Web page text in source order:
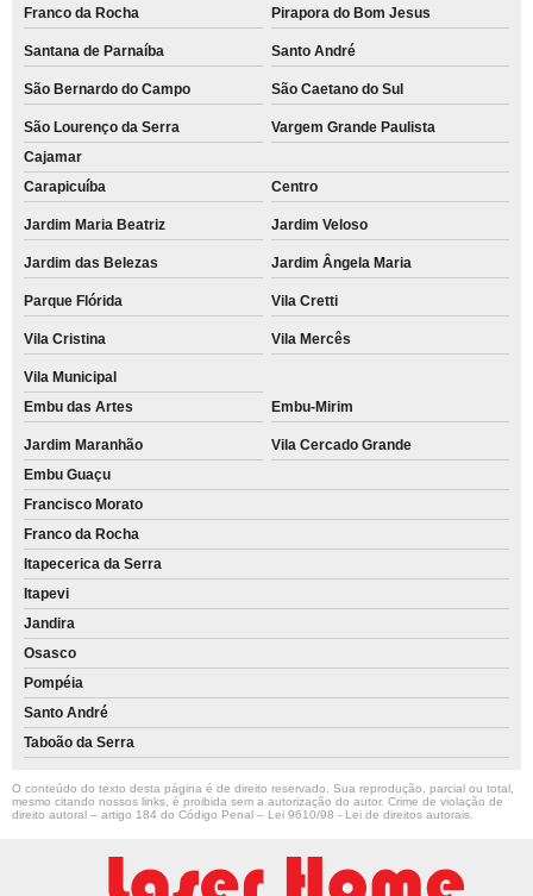
Franco da Rocha Pirapora do Bom Jesus
Santana de Parnaíba Santo André
São Bernardo do Campo São Caetano do Sul
São Lourenço da Serra
Vargem Grande Paulista
Cajamar
Carapicuíba
Centro
Jardim Maria Beatriz Jardim Veloso
Jardim das Belezas Jardim Ângela Maria
Parque Flórida Vila Cretti
Vila Cristina Vila Mercês
Vila Municipal
Embu das Artes
Embu-Mirim
Jardim Maranhão
Vila Cercado Grande
Embu Guaçu
Francisco Morato
Franco da Rocha
Itapecerica da Serra
Itapevi
Jandira
Osasco
Pompéia
Santo André
Taboão da Serra
O conteúdo do texto desta página é de direito reservado. Sua reprodução, parcial ou total,
mesmo citando nossos links, é proibida sem a autorização do autor. Crime de violação de
direito autoral – artigo 184 do Código Penal – Lei 9610/98 - Lei de direitos autorais